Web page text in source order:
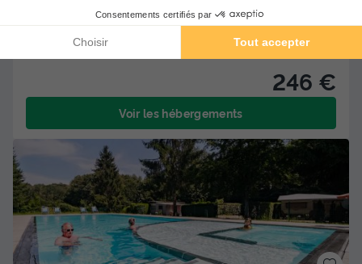
TENTE 2 personnes - Bungalow toilé LA CANADA 12 m²
Meilleur prix pour 7 nuits
246 €
Voir les hébergements